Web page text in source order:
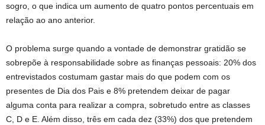
sogro, o que indica um aumento de quatro pontos percentuais em
relação ao ano anterior.
O problema surge quando a vontade de demonstrar gratidão se
sobrepõe à responsabilidade sobre as finanças pessoais: 20% dos
entrevistados costumam gastar mais do que podem com os
presentes de Dia dos Pais e 8% pretendem deixar de pagar
alguma conta para realizar a compra, sobretudo entre as classes
C, D e E. Além disso, três em cada dez (33%) dos que pretendem